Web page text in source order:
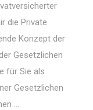
die Private
Konzept der
Gesetzlichen
für Sie als
Gesetzlichen
...